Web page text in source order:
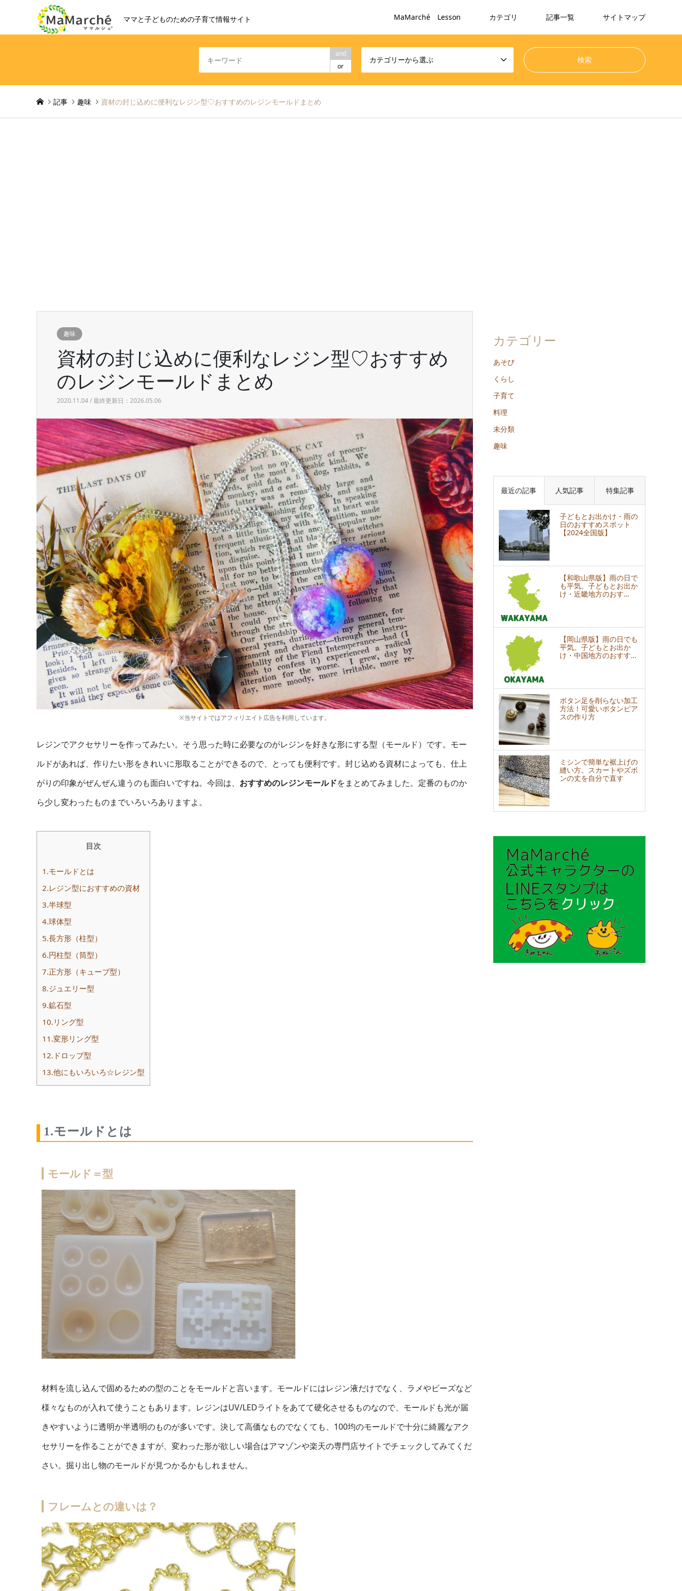
ママと子どものための子育て情報サイト MaMarché Lesson カテゴリ 記事一覧 サイトマップ
and
or
カテゴリーから選ぶ
記事 趣味 資材の封じ込めに便利なレジン型♡おすすめのレジンモールドまとめ
趣味
資材の封じ込めに便利なレジン型♡おすすめ
のレジンモールドまとめ
2020.11.04 / 最終更新日：2026.05.06
※当サイトではアフィリエイト広告を利用しています。
レジンでアクセサリーを作ってみたい。そう思った時に必要なのがレジンを好きな形にする型（モールド）です。モー
ルドがあれば、作りたい形をきれいに形取ることができるので、とっても便利です。封じ込める資材によっても、仕上
がりの印象がぜんぜん違うのも面白いですね。今回は、 おすすめのレジンモールドをまとめてみました。定番のものか
ら少し変わったものまでいろいろありますよ。
目次
1.モールドとは
2.レジン型におすすめの資材
3.半球型
4.球体型
5.長方形（柱型）
6.円柱型（筒型）
7.正方形（キューブ型）
8.ジュエリー型
9.鉱石型
10.リング型
11.変形リング型
12.ドロップ型
13.他にもいろいろ☆レジン型
1.モールドとは
モールド＝型
材料を流し込んで固めるための型のことをモールドと言います。モールドにはレジン液だけでなく、ラメやビーズなど
様々なものが入れて使うこともあります。レジンはUV/LEDライトをあてて硬化させるものなので、モールドも光が届
きやすいように透明か半透明のものが多いです。決して高価なものでなくても、100均のモールドで十分に綺麗なアク
セサリーを作ることができますが、変わった形が欲しい場合はアマゾンや楽天の専門店サイトでチェックしてみてくだ
さい。掘り出し物のモールドが見つかるかもしれません。
フレームとの違いは？
カテゴリー
あそび
くらし
子育て
料理
未分類
趣味
最近の記事 人気記事 特集記事
子どもとお出かけ・雨の
日のおすすめスポット
【2024全国版】
【和歌山県版】雨の日で
も平気。子どもとお出か
け・近畿地方のおす…
【岡山県版】雨の日でも
平気。子どもとお出か
け・中国地方のおすす…
ボタン足を削らない加工
方法！可愛いボタンピア
スの作り方
ミシンで簡単な裾上げの
縫い方。スカートやズボ
ンの丈を自分で直す